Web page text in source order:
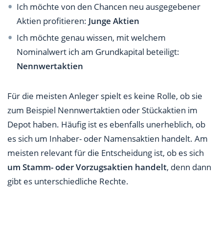
Ich möchte von den Chancen neu ausgegebener
Aktien profitieren: Junge Aktien
Ich möchte genau wissen, mit welchem
Nominalwert ich am Grundkapital beteiligt:
Nennwertaktien
Für die meisten Anleger spielt es keine Rolle, ob sie
zum Beispiel Nennwertaktien oder Stückaktien im
Depot haben. Häufig ist es ebenfalls unerheblich, ob
es sich um Inhaber- oder Namensaktien handelt. Am
meisten relevant für die Entscheidung ist, ob es sich
um Stamm- oder Vorzugsaktien handelt, denn dann
gibt es unterschiedliche Rechte.